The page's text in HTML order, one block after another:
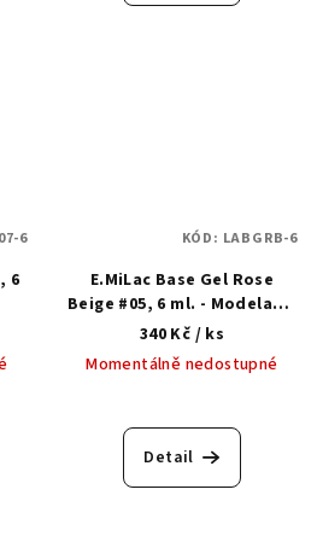
6
6
E.MiLac Base Gel Rose
Beige #05, 6 ml. - Modelační
kamuflážní báze
340 Kč / ks
Momentálně nedostupné
Detail
KÓD: LABGRB-6